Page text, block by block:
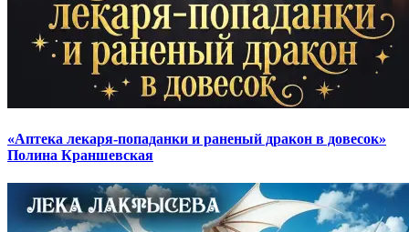
«Аптека лекаря-попаданки и раненый дракон в довесок»
Полина Краншевская